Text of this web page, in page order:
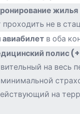
жилья
проходить не в
в оба
полис (+
на весь
на